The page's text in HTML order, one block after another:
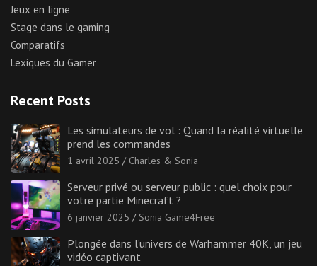
Jeux en ligne
Stage dans le gaming
Comparatifs
Lexiques du Gamer
Recent Posts
Les simulateurs de vol : Quand la réalité virtuelle
prend les commandes
1 avril 2025 Charles & Sonia
Serveur privé ou serveur public : quel choix pour
votre partie Minecraft ?
6 janvier 2025 Sonia Game4Free
Plongée dans l’univers de Warhammer 40K, un jeu
vidéo captivant